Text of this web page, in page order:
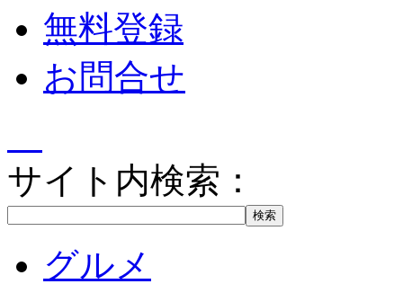
無料登録
お問合せ
サイト内検索：
グルメ